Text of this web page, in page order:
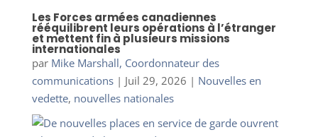
Les Forces armées canadiennes
rééquilibrent leurs opérations à l’étranger
et mettent fin à plusieurs missions
internationales
par Mike Marshall, Coordonnateur des
communications| Juil 29, 2026 | Nouvelles en
vedette, nouvelles nationales